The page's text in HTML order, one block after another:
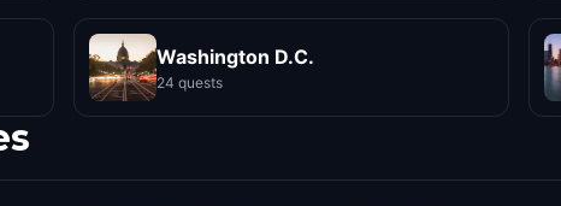
Washington D.C.
24 quests